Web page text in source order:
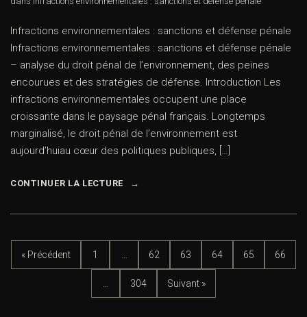
Infractions environnementales : sanctions et défense pénale
Infractions environnementales : sanctions et défense pénale
– analyse du droit pénal de l’environnement, des peines
encourues et des stratégies de défense. Introduction Les
infractions environnementales occupent une place
croissante dans le paysage pénal français. Longtemps
marginalisé, le droit pénal de l’environnement est
aujourd’huiau cœur des politiques publiques, […]
CONTINUER LA LECTURE
« Précédent 1 62 63 64 65 66
304 Suivant »